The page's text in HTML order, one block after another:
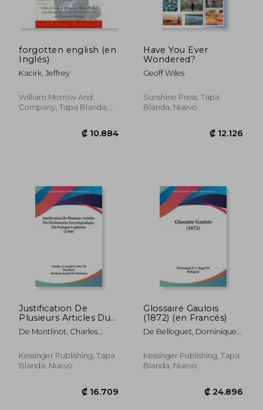
forgotten english (en
Inglés)
Kacirk, Jeffrey
William Morrow And
Company, Tapa Blanda,
Have You Ever
Wondered?
Geoff Wiles
Sunshine Press, Tapa
Blanda, Nuevo
Justification De
Plusieurs Articles Du
Dictionnaire
Encyclopedique, Ou
(1760) (en Francés)
De Montlinot, Charles
Chaumeix, Abraham
Joseph
Kessinger Publishing, Tapa
Blanda, Nuevo
Glossaire Gaulois
(1872) (en Francés)
De Belloguet, Dominique
Kessinger Publishing, Tapa
Blanda, Nuevo